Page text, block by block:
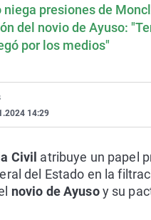
niega presiones de
del novio de Ayuso:
por los medios"
14:29
Civil atribuye un papel
del Estado en la
novio de Ayusoy su